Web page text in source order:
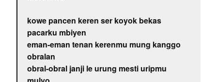
kowe pancen keren ser koyok bekas
pacarku mbiyen
eman-eman tenan kerenmu mung kanggo
obralan
obral-obral janji le urung mesti uripmu